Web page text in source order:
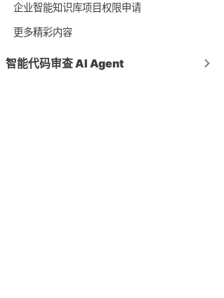
企业智能知识库项目权限申请
更多精彩内容
智能代码审查 AI Agent